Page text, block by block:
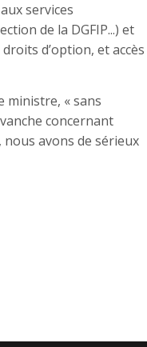
services
de la DGFIP...) et
d’option, et accès
ministre, « sans
concernant
nous avons de sérieux